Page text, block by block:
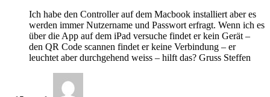
Ich habe den Controller auf dem Macbook installiert aber es
werden immer Nutzername und Passwort erfragt. Wenn ich es
über die App auf dem iPad versuche findet er kein Gerät –
den QR Code scannen findet er keine Verbindung – er
leuchtet aber durchgehend weiss – hilft das? Gruss Steffen